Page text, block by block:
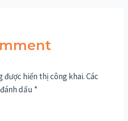
được hiển thị công khai.Các
dấu *